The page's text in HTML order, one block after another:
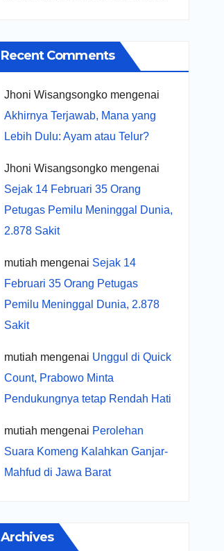
Recent Comments
Jhoni Wisangsongkomengenai
Akhirnya Terjawab, Mana yang
Lebih Dulu: Ayam atau Telur?
Jhoni Wisangsongkomengenai
Sejak 14 Februari 35 Orang
Petugas Pemilu Meninggal Dunia,
2.878 Sakit
mutiah mengenai Sejak 14
Februari 35 Orang Petugas
Pemilu Meninggal Dunia, 2.878
Sakit
mutiah mengenai Unggul di Quick
Count, Prabowo Minta
Pendukungnya tetap Rendah Hati
mutiah mengenai Perolehan
Suara Komeng Kalahkan Ganjar-
Mahfud di Jawa Barat
Archives